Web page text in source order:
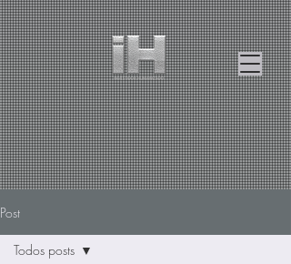
Post
Todos posts